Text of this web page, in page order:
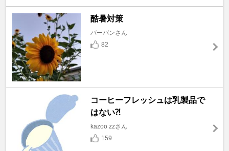
酷暑対策
バーバンさん
82
コーヒーフレッシュは乳製品で
はない⁈
kazoo zzさん
159